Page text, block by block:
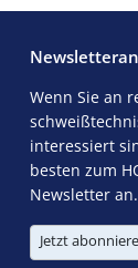
Wenn Sie an
interessiert
besten zum
Newsletter an.
Jetzt